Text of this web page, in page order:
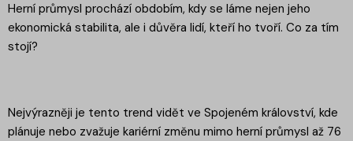
Herní průmysl prochází obdobím, kdy se láme nejen jeho
ekonomická stabilita, ale i důvěra lidí, kteří ho tvoří. Co za tím
stojí?
Nejvýrazněji je tento trend vidět ve Spojeném království, kde
plánuje nebo zvažuje kariérní změnu mimo herní průmysl až 76